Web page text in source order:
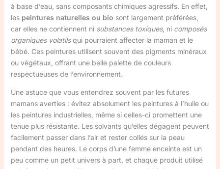
à base d’eau, sans composants chimiques agressifs. En effet,
les peintures naturelles ou bio sont largement préférées,
car elles ne contiennent ni substances toxiques, ni composés
organiques volatilsqui pourraient affecter la maman et le
bébé. Ces peintures utilisent souvent des pigments minéraux
ou végétaux, offrant une belle palette de couleurs
respectueuses de l’environnement.
Une astuce que vous entendrez souvent par les futures
mamans averties : évitez absolument les peintures à l’huile ou
les peintures industrielles, même si celles-ci promettent une
tenue plus résistante. Les solvants qu’elles dégagent peuvent
facilement passer dans l’air et rester collés sur la peau
pendant des heures. Le corps d’une femme enceinte est un
peu comme un petit univers à part, et chaque produit utilisé